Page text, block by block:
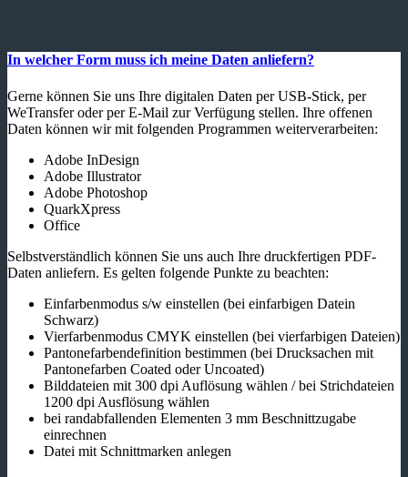
In welcher Form muss ich meine Daten anliefern?
Gerne können Sie uns Ihre digitalen Daten per USB-Stick, per
WeTransfer oder per E-Mail zur Verfügung stellen. Ihre offenen
Daten können wir mit folgenden Programmen weiterverarbeiten:
Adobe InDesign
Adobe Illustrator
Adobe Photoshop
QuarkXpress
Office
Selbstverständlich können Sie uns auch Ihre druckfertigen PDF-
Daten anliefern. Es gelten folgende Punkte zu beachten:
Einfarbenmodus s/w einstellen (bei einfarbigen Datein
Schwarz)
Vierfarbenmodus CMYK einstellen (bei vierfarbigen Dateien)
Pantonefarbendefinition bestimmen (bei Drucksachen mit
Pantonefarben Coated oder Uncoated)
Bilddateien mit 300 dpi Auflösung wählen / bei Strichdateien
1200 dpi Ausflösung wählen
bei randabfallenden Elementen 3 mm Beschnittzugabe
einrechnen
Datei mit Schnittmarken anlegen